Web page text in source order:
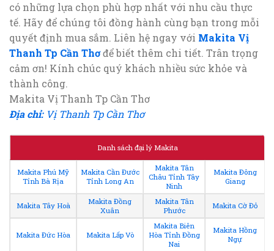
có những lựa chọn phù hợp nhất với nhu cầu thực
tế. Hãy để chúng tôi đồng hành cùng bạn trong mỗi
quyết định mua sắm. Liên hệ ngay với Makita Vị
Thanh Tp Cần Thơđể biết thêm chi tiết. Trân trọng
cảm ơn! Kính chúc quý khách nhiều sức khỏe và
thành công.
Makita Vị Thanh Tp Cần Thơ
Địa chỉ: Vị Thanh Tp Cần Thơ
Danh sách đại lý Makita
Makita Phú Mỹ
Tỉnh Bà Rịa
Makita Cần Đước
Tỉnh Long An
Makita Tân
Châu Tỉnh Tây
Ninh
Makita Đông
Giang
Makita Tây Hoà
Makita Đồng
Xuân
Makita Tân
Phước
Makita Cờ Đỏ
Makita Đức Hòa Makita Lấp Vò
Makita Biên
Hòa Tỉnh Đồng
Nai
Makita Hồng
Ngự